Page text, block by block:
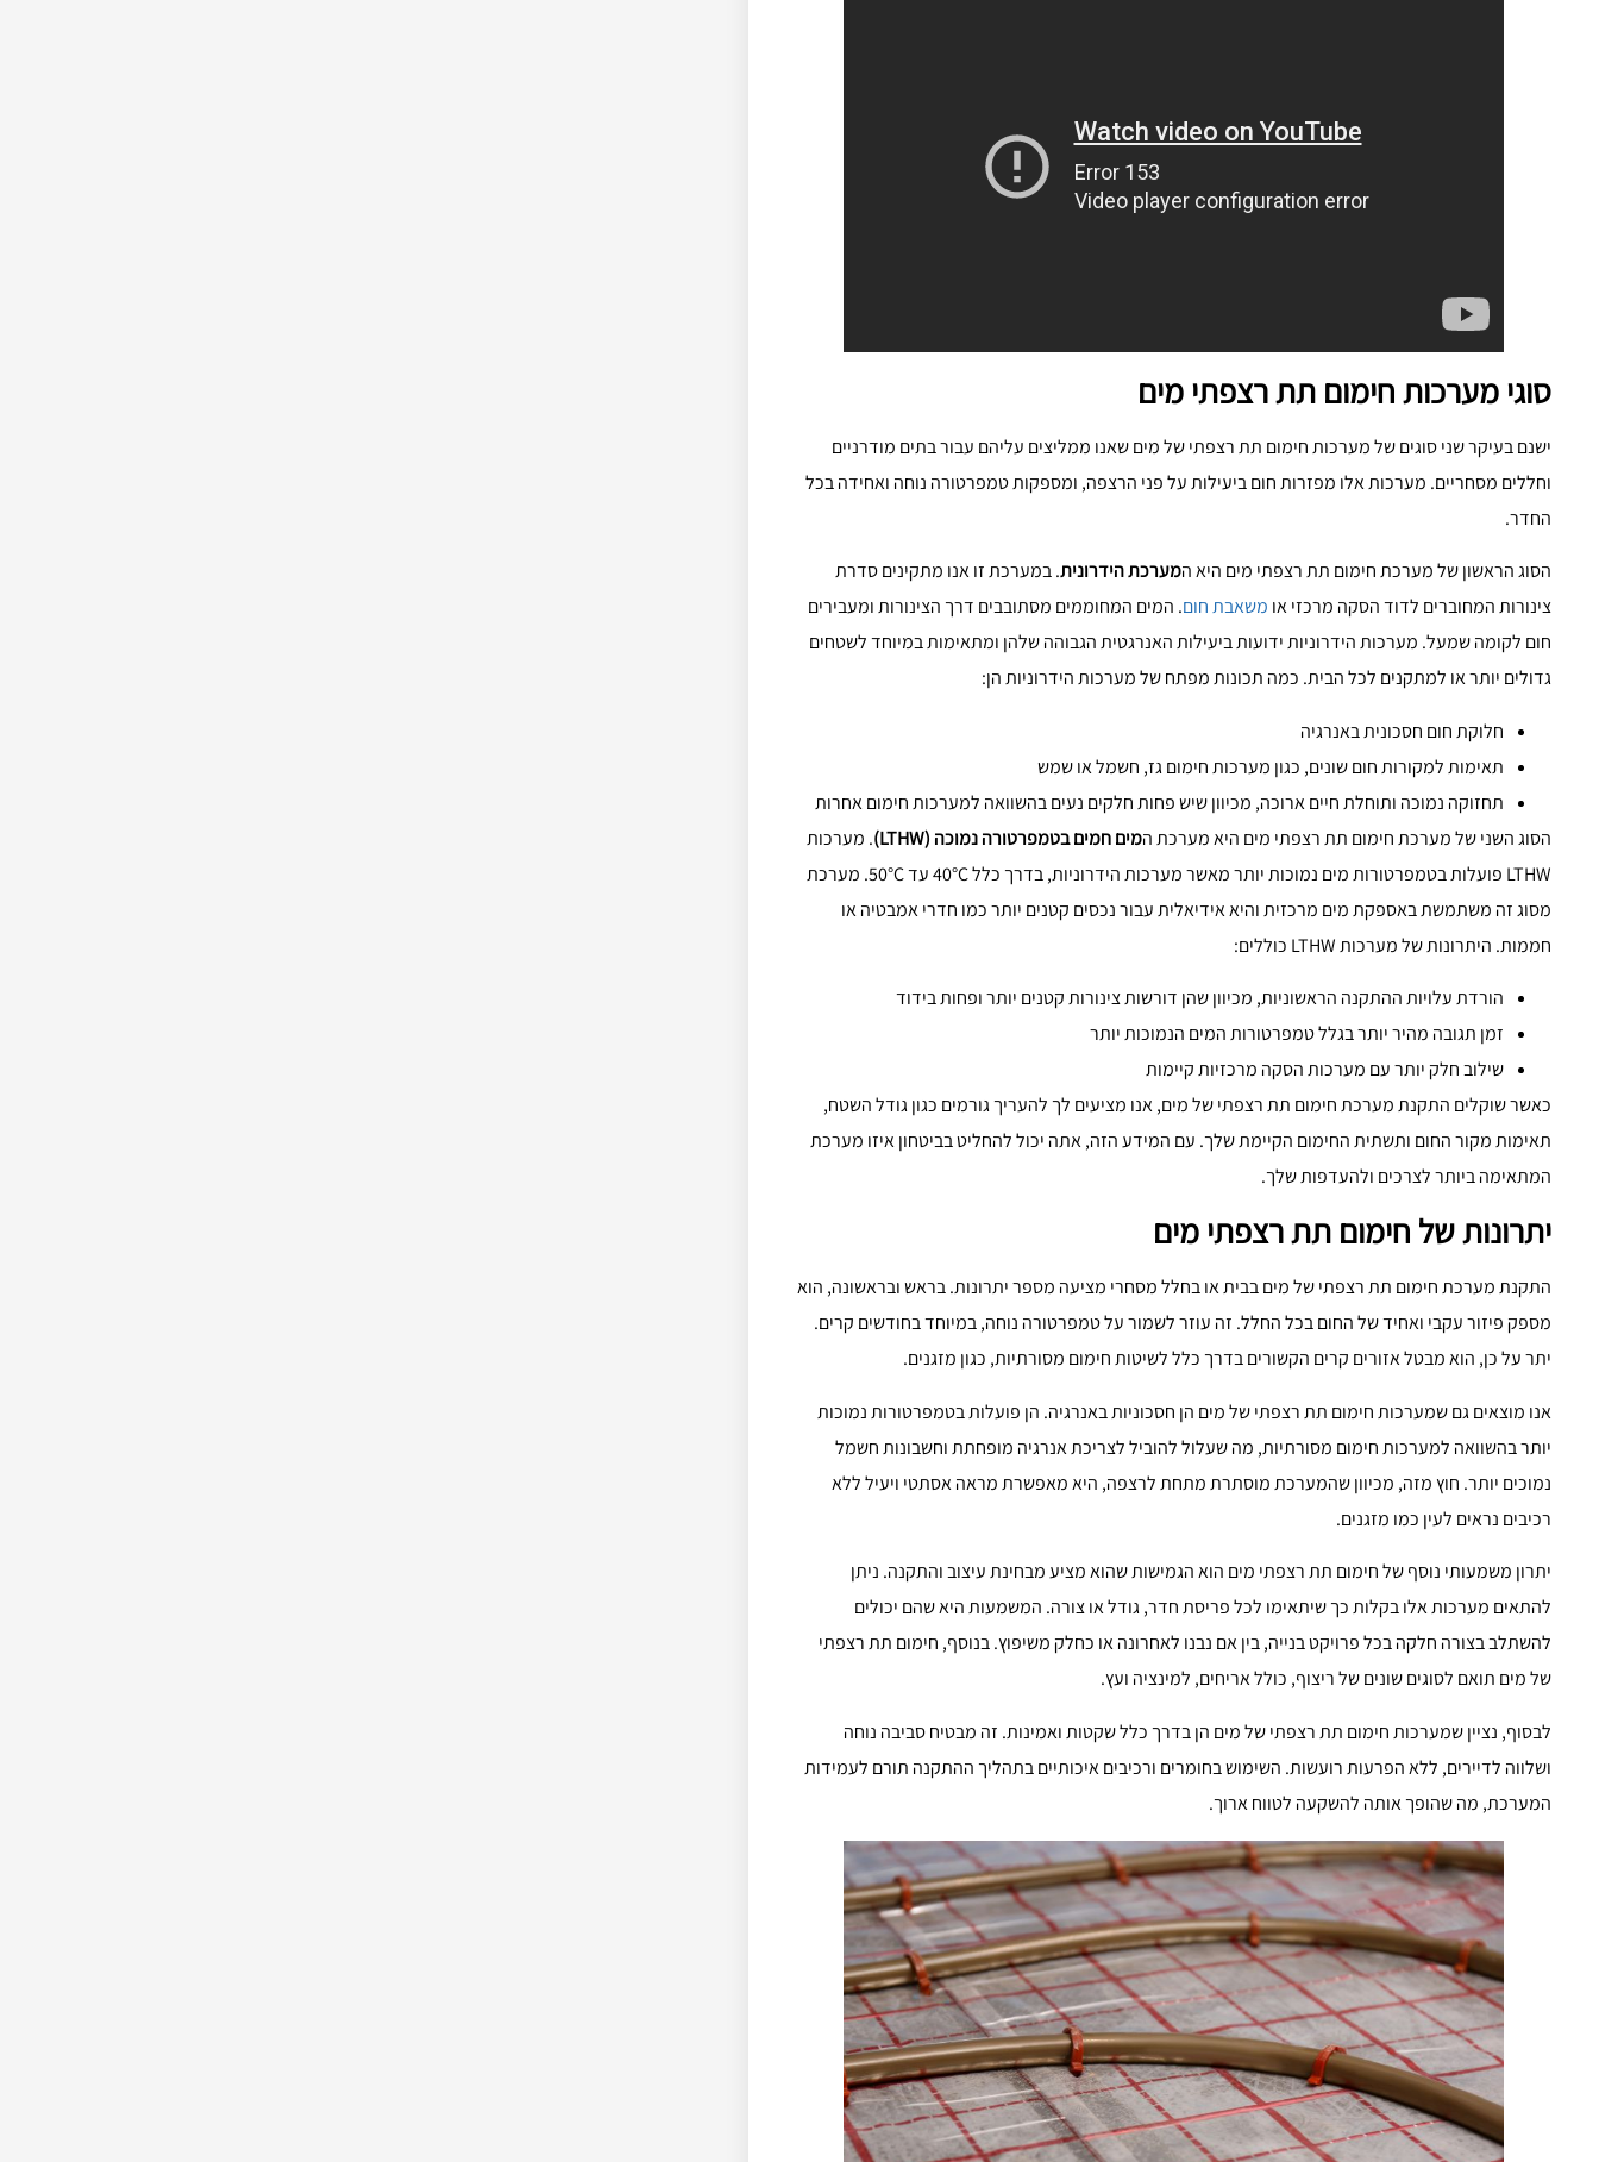
סוגי מערכות חימום תת רצפתי מים
ישנם בעיקר שני סוגים של מערכות חימום תת רצפתי של מים שאנו ממליצים עליהם עבור בתים מודרניים
וחללים מסחריים. מערכות אלו מפזרות חום ביעילות על פני הרצפה, ומספקות טמפרטורה נוחה ואחידה בכל
החדר.
הסוג הראשון של מערכת חימום תת רצפתי מים היא המערכת הידרונית. במערכת זו אנו מתקינים סדרת
צינורות המחוברים לדוד הסקה מרכזי או משאבת חום. המים המחוממים מסתובבים דרך הצינורות ומעבירים
חום לקומה שמעל. מערכות הידרוניות ידועות ביעילות האנרגטית הגבוהה שלהן ומתאימות במיוחד לשטחים
גדולים יותר או למתקנים לכל הבית. כמה תכונות מפתח של מערכות הידרוניות הן:
חלוקת חום חסכונית באנרגיה
תאימות למקורות חום שונים, כגון מערכות חימום גז, חשמל או שמש
תחזוקה נמוכה ותוחלת חיים ארוכה, מכיוון שיש פחות חלקים נעים בהשוואה למערכות חימום אחרות
הסוג השני של מערכת חימום תת רצפתי מים היא מערכת המים חמים בטמפרטורה נמוכה (LTHW)
. מערכות
LTHW פועלות בטמפרטורות מים נמוכות יותר מאשר מערכות הידרוניות, בדרך כלל 40°C עד 50°C. מערכת
מסוג זה משתמשת באספקת מים מרכזית והיא אידיאלית עבור נכסים קטנים יותר כמו חדרי אמבטיה או
חממות. היתרונות של מערכות LTHW כוללים:
הורדת עלויות ההתקנה הראשוניות, מכיוון שהן דורשות צינורות קטנים יותר ופחות בידוד
זמן תגובה מהיר יותר בגלל טמפרטורות המים הנמוכות יותר
שילוב חלק יותר עם מערכות הסקה מרכזיות קיימות
כאשר שוקלים התקנת מערכת חימום תת רצפתי של מים, אנו מציעים לך להעריך גורמים כגון גודל השטח,
תאימות מקור החום ותשתית החימום הקיימת שלך. עם המידע הזה, אתה יכול להחליט בביטחון איזו מערכת
המתאימה ביותר לצרכים ולהעדפות שלך.
יתרונות של חימום תת רצפתי מים
התקנת מערכת חימום תת רצפתי של מים בבית או בחלל מסחרי מציעה מספר יתרונות. בראש ובראשונה, הוא
מספק פיזור עקבי ואחיד של החום בכל החלל. זה עוזר לשמור על טמפרטורה נוחה, במיוחד בחודשים קרים.
יתר על כן, הוא מבטל אזורים קרים הקשורים בדרך כלל לשיטות חימום מסורתיות, כגון מזגנים.
אנו מוצאים גם שמערכות חימום תת רצפתי של מים הן חסכוניות באנרגיה. הן פועלות בטמפרטורות נמוכות
יותר בהשוואה למערכות חימום מסורתיות, מה שעלול להוביל לצריכת אנרגיה מופחתת וחשבונות חשמל
נמוכים יותר. חוץ מזה, מכיוון שהמערכת מוסתרת מתחת לרצפה, היא מאפשרת מראה אסתטי ויעיל ללא
רכיבים נראים לעין כמו מזגנים.
יתרון משמעותי נוסף של חימום תת רצפתי מים הוא הגמישות שהוא מציע מבחינת עיצוב והתקנה. ניתן
להתאים מערכות אלו בקלות כך שיתאימו לכל פריסת חדר, גודל או צורה. המשמעות היא שהם יכולים
להשתלב בצורה חלקה בכל פרויקט בנייה, בין אם נבנו לאחרונה או כחלק משיפוץ. בנוסף, חימום תת רצפתי
של מים תואם לסוגים שונים של ריצוף, כולל אריחים, למינציה ועץ.
לבסוף, נציין שמערכות חימום תת רצפתי של מים הן בדרך כלל שקטות ואמינות. זה מבטיח סביבה נוחה
ושלווה לדיירים, ללא הפרעות רועשות. השימוש בחומרים ורכיבים איכותיים בתהליך ההתקנה תורם לעמידות
המערכת, מה שהופך אותה להשקעה לטווח ארוך.